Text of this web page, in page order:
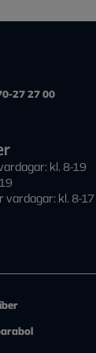
identifierats av
Fjärrkontroll
27 27 00
kl. 8-19
kl. 8-17